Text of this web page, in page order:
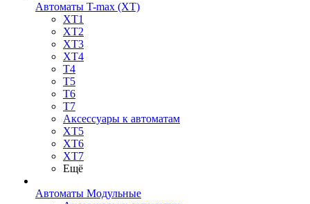
Автоматы T-max (XT)
XT1
XT2
XT3
XT4
T4
T5
T6
T7
Аксессуары к автоматам
XT5
XT6
XT7
Ещё
Автоматы Модульные